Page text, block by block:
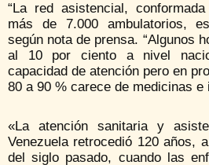
“La red asistencial,
más de 7.000 ambulatorios,
según nota de prensa. “Algunos
al 10 por ciento a nivel
capacidad de atención pero en
80 a 90 % carece de medicinas e
«La atención sanitaria y
Venezuela retrocedió 120 años,
del siglo pasado, cuando las